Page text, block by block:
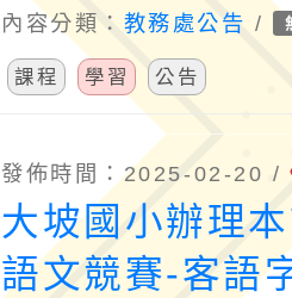
民英檢 i學網」
iPrep）同步開
聽讀說寫練習
績與個人化強
內容分類： 教務處公告 /
課程 學習 公告
發佈時間：2025-02-20 /
大坡國小辦理
語文競賽-客語